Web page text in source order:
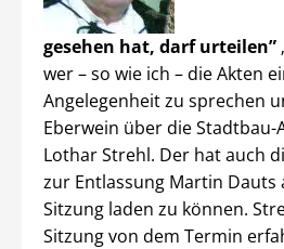
gesehen hat, darf urteilen”
wer – so wie ich – die Akten
Angelegenheit zu sprechen
Eberwein über die
Lothar Strehl. Der hat auch
zur Entlassung Martin
Sitzung laden zu können.
Sitzung von dem Termin